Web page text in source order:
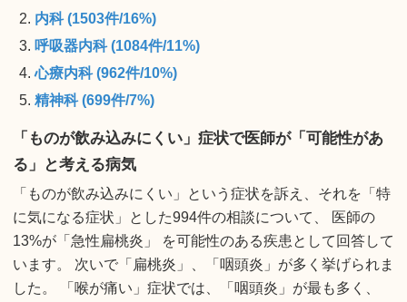
内科 (1503件/16%)
呼吸器内科 (1084件/11%)
心療内科 (962件/10%)
精神科 (699件/7%)
「ものが飲み込みにくい」症状で医師が「可能性があ
る」と考える病気
「ものが飲み込みにくい」という症状を訴え、それを「特
に気になる症状」とした994件の相談について、 医師の
13%が「急性扁桃炎」 を可能性のある疾患として回答して
います。 次いで「扁桃炎」、「咽頭炎」が多く挙げられま
した。 「喉が痛い」症状では、「咽頭炎」が最も多く、